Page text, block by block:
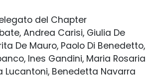
del Chapter
Andrea Carisi, Giulia De
De Mauro, Paolo Di Benedetto,
Ines Gandini, Maria Rosaria
Lucantoni, Benedetta Navarra